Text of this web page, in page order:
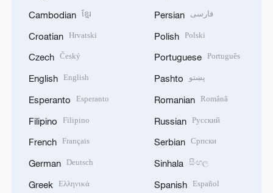
Cambodian ខ្មែរ
Croatian Hrvatski
Czech Český
English English
Esperanto Esperanto
Filipino Filipino
French Français
German Deutsch
Greek Ελληνικά
Persian فارسی
Polish Polski
Portuguese Português
Pashto پښتو
Romanian Română
Russian Русский
Serbian Српски
Sinhala සිංහල
Spanish Español